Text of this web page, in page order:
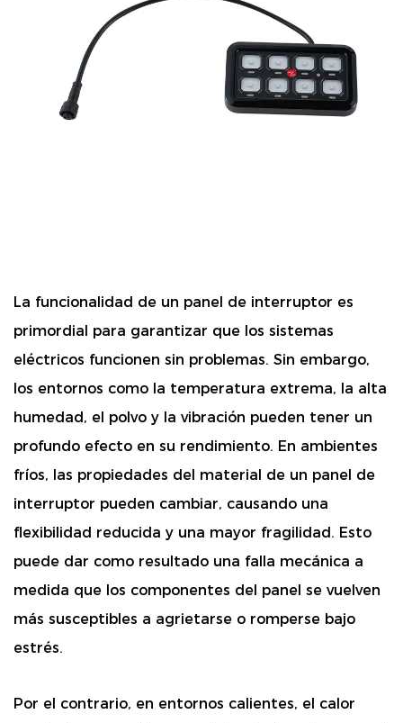
La funcionalidad de un panel de interruptor es
primordial para garantizar que los sistemas
eléctricos funcionen sin problemas. Sin embargo,
los entornos como la temperatura extrema, la alta
humedad, el polvo y la vibración pueden tener un
profundo efecto en su rendimiento. En ambientes
fríos, las propiedades del material de un panel de
interruptor pueden cambiar, causando una
flexibilidad reducida y una mayor fragilidad. Esto
puede dar como resultado una falla mecánica a
medida que los componentes del panel se vuelven
más susceptibles a agrietarse o romperse bajo
estrés.
Por el contrario, en entornos calientes, el calor